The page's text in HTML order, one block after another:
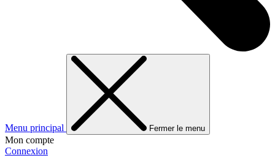
Menu principal Fermer le menu
Mon compte
Connexion